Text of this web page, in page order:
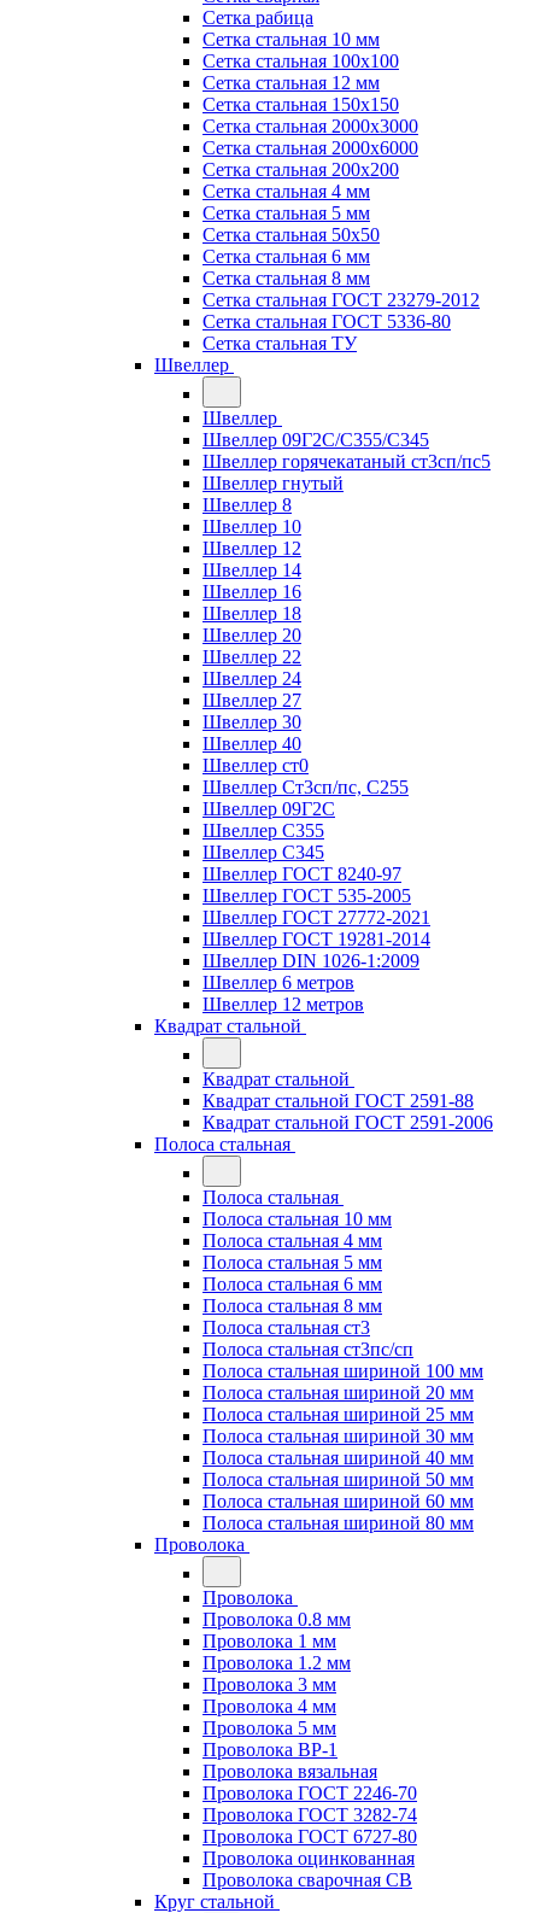
Сетка рабица
Сетка стальная 10 мм
Сетка стальная 100х100
Сетка стальная 12 мм
Сетка стальная 150х150
Сетка стальная 2000х3000
Сетка стальная 2000х6000
Сетка стальная 200х200
Сетка стальная 4 мм
Сетка стальная 5 мм
Сетка стальная 50х50
Сетка стальная 6 мм
Сетка стальная 8 мм
Сетка стальная ГОСТ 23279-2012
Сетка стальная ГОСТ 5336-80
Сетка стальная ТУ
Швеллер
Швеллер
Швеллер 09Г2С/С355/С345
Швеллер горячекатаный ст3сп/пс5
Швеллер гнутый
Швеллер 8
Швеллер 10
Швеллер 12
Швеллер 14
Швеллер 16
Швеллер 18
Швеллер 20
Швеллер 22
Швеллер 24
Швеллер 27
Швеллер 30
Швеллер 40
Швеллер ст0
Швеллер Ст3сп/пс, С255
Швеллер 09Г2С
Швеллер С355
Швеллер С345
Швеллер ГОСТ 8240-97
Швеллер ГОСТ 535-2005
Швеллер ГОСТ 27772-2021
Швеллер ГОСТ 19281-2014
Швеллер DIN 1026-1:2009
Швеллер 6 метров
Швеллер 12 метров
Квадрат стальной
Квадрат стальной
Квадрат стальной ГОСТ 2591-88
Квадрат стальной ГОСТ 2591-2006
Полоса стальная
Полоса стальная
Полоса стальная 10 мм
Полоса стальная 4 мм
Полоса стальная 5 мм
Полоса стальная 6 мм
Полоса стальная 8 мм
Полоса стальная ст3
Полоса стальная ст3пс/сп
Полоса стальная шириной 100 мм
Полоса стальная шириной 20 мм
Полоса стальная шириной 25 мм
Полоса стальная шириной 30 мм
Полоса стальная шириной 40 мм
Полоса стальная шириной 50 мм
Полоса стальная шириной 60 мм
Полоса стальная шириной 80 мм
Проволока
Проволока
Проволока 0.8 мм
Проволока 1 мм
Проволока 1.2 мм
Проволока 3 мм
Проволока 4 мм
Проволока 5 мм
Проволока ВР-1
Проволока вязальная
Проволока ГОСТ 2246-70
Проволока ГОСТ 3282-74
Проволока ГОСТ 6727-80
Проволока оцинкованная
Проволока сварочная СВ
Круг стальной